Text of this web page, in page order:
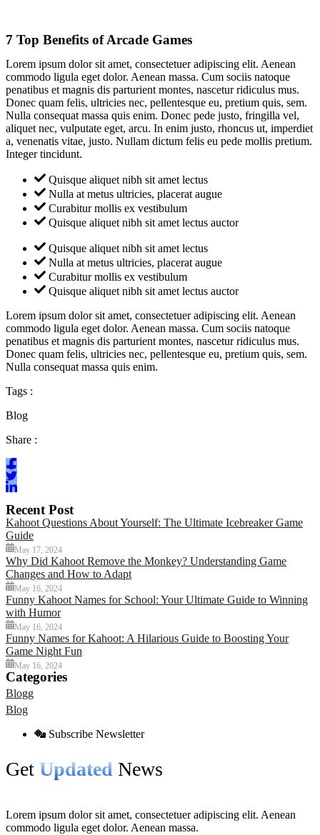
7 Top Benefits of Arcade Games
Lorem ipsum dolor sit amet, consectetuer adipiscing elit. Aenean
commodo ligula eget dolor. Aenean massa. Cum sociis natoque
penatibus et magnis dis parturient montes, nascetur ridiculus mus.
Donec quam felis, ultricies nec, pellentesque eu, pretium quis, sem.
Nulla consequat massa quis enim. Donec pede justo, fringilla vel,
aliquet nec, vulputate eget, arcu. In enim justo, rhoncus ut, imperdiet
a, venenatis vitae, justo. Nullam dictum felis eu pede mollis pretium.
Integer tincidunt.
Quisque aliquet nibh sit amet lectus
Nulla at metus ultricies, placerat augue
Curabitur mollis ex vestibulum
Quisque aliquet nibh sit amet lectus auctor
Quisque aliquet nibh sit amet lectus
Nulla at metus ultricies, placerat augue
Curabitur mollis ex vestibulum
Quisque aliquet nibh sit amet lectus auctor
Lorem ipsum dolor sit amet, consectetuer adipiscing elit. Aenean
commodo ligula eget dolor. Aenean massa. Cum sociis natoque
penatibus et magnis dis parturient montes, nascetur ridiculus mus.
Donec quam felis, ultricies nec, pellentesque eu, pretium quis, sem.
Nulla consequat massa quis enim.
Tags :
Blog
Share :
Recent Post
Kahoot Questions About Yourself: The Ultimate Icebreaker Game
Guide
May 17, 2024
Why Did Kahoot Remove the Monkey? Understanding Game
Changes and How to Adapt
May 16, 2024
Funny Kahoot Names for School: Your Ultimate Guide to Winning
with Humor
May 16, 2024
Funny Names for Kahoot: A Hilarious Guide to Boosting Your
Game Night Fun
May 16, 2024
Categories
Blogg
Blog
Subscribe Newsletter
Get Updated News
Lorem ipsum dolor sit amet, consectetuer adipiscing elit. Aenean
commodo ligula eget dolor. Aenean massa.